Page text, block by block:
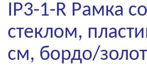
IP3-1-R Рамка со
стеклом,
см, бордо/